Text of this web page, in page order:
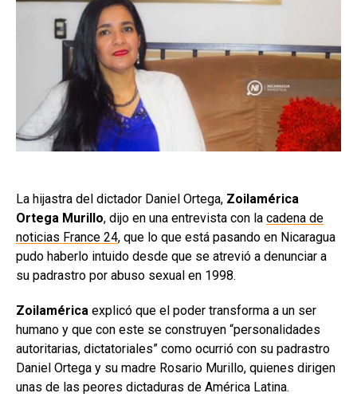
La hijastra del dictador Daniel Ortega, Zoilamérica
Ortega Murillo, dijo en una entrevista con la cadena de
noticias France 24, que lo que está pasando en Nicaragua
pudo haberlo intuido desde que se atrevió a denunciar a
su padrastro por abuso sexual en 1998.
Zoilamérica explicó que el poder transforma a un ser
humano y que con este se construyen “personalidades
autoritarias, dictatoriales” como ocurrió con su padrastro
Daniel Ortega y su madre Rosario Murillo, quienes dirigen
unas de las peores dictaduras de América Latina.